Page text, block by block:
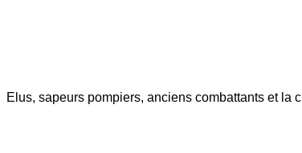
Elus, sapeurs pompiers, anciens combattants et la